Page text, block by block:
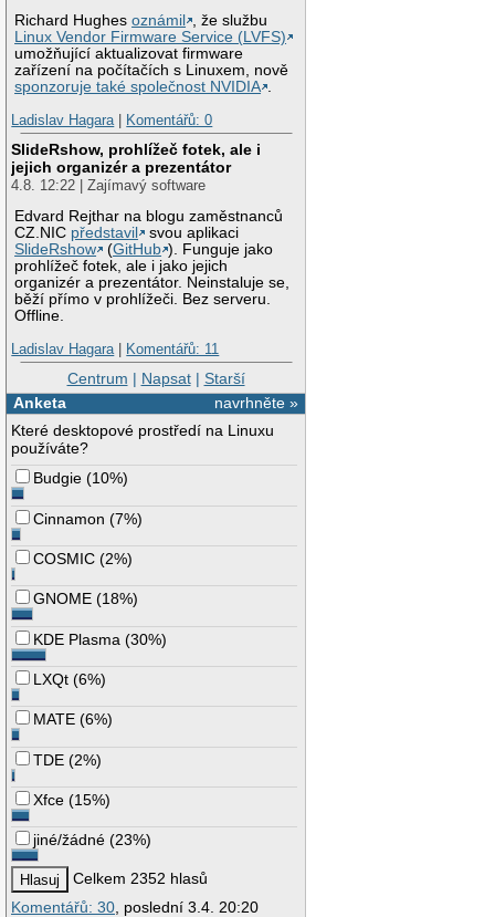
Richard Hughesoznámil
, že službu
Linux Vendor Firmware Service (LVFS)
umožňující aktualizovat firmware
zařízení na počítačích s Linuxem, nově
sponzoruje také společnost NVIDIA .
Ladislav Hagara| Komentářů: 0
SlideRshow, prohlížeč fotek, ale i
jejich organizér a prezentátor
4.8. 12:22 | Zajímavý software
Edvard Rejthar na blogu zaměstnanců
CZ.NIC představil
svou aplikaci
SlideRshow
(GitHub ). Funguje jako
prohlížeč fotek, ale i jako jejich
organizér a prezentátor. Neinstaluje se,
běží přímo v prohlížeči. Bez serveru.
Offline.
Ladislav Hagara| Komentářů: 11
Centrum | Napsat| Starší
navrhněte »
Anketa
Které desktopové prostředí na Linuxu
používáte?
Budgie (10%)
Cinnamon (7%)
COSMIC (2%)
GNOME (18%)
KDE Plasma (30%)
LXQt (6%)
MATE (6%)
TDE (2%)
Xfce (15%)
jiné/žádné (23%)
Celkem 2352 hlasů
Komentářů: 30 , poslední 3.4. 20:20